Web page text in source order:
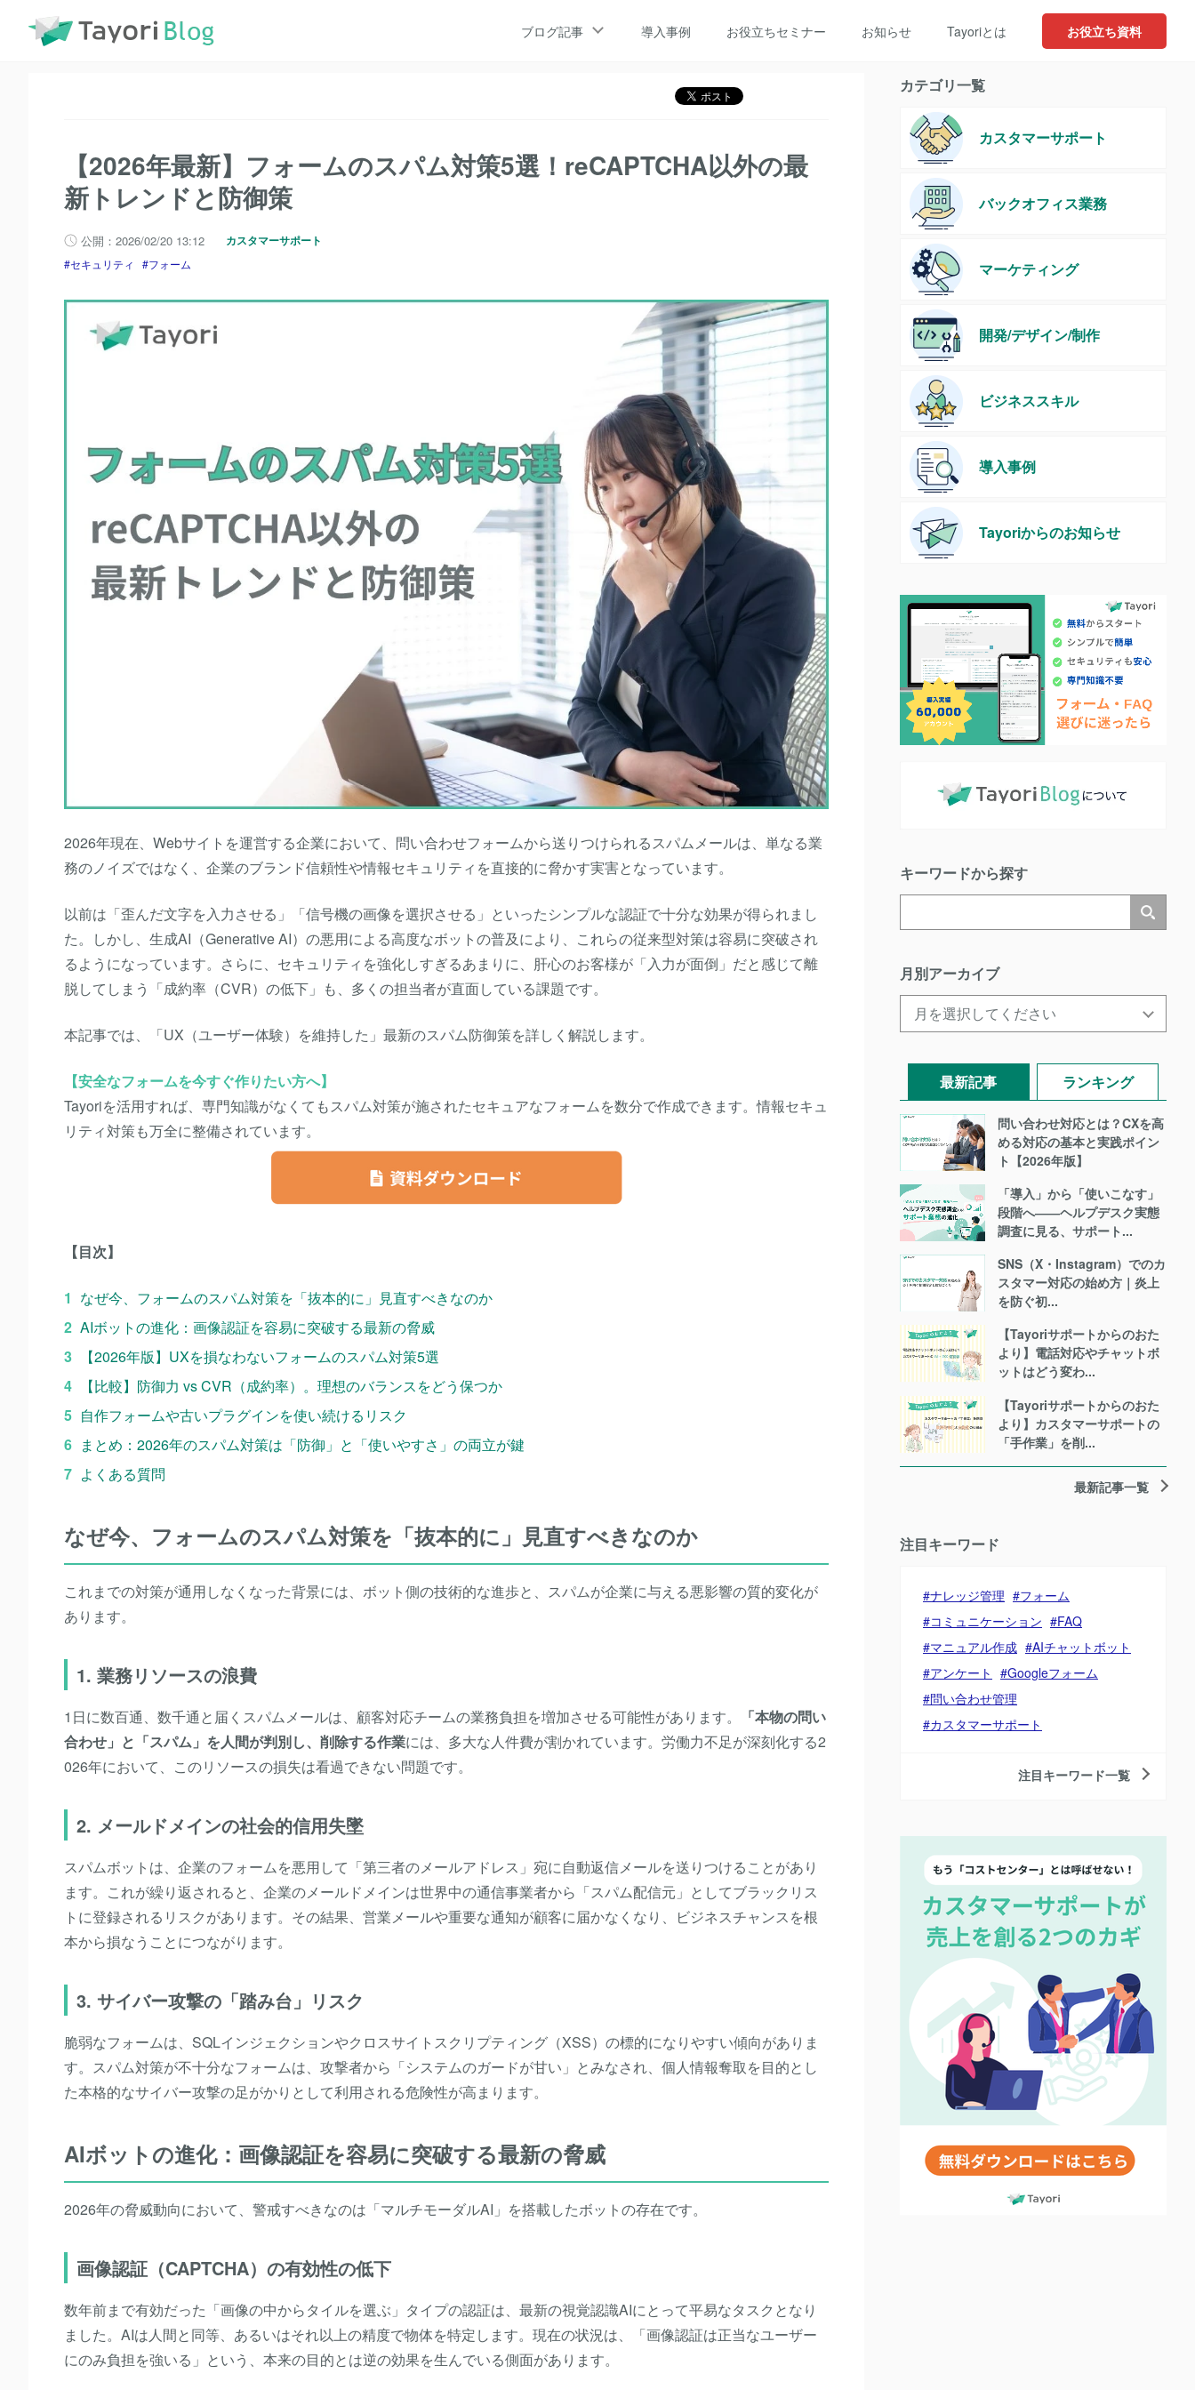
ブログ記事 導入事例 お役立ちセミナー お知らせ Tayoriとは お役立ち資料
TayoriBlog 記事一覧 セキュリティ
【2026年最新】フォームのスパム対策5選！reCAPTCHA以外の最新トレンドと防御策
TayoriBlog
フォーム
【2026年最新】フォームのスパム対策5選！reCAPTCHA以外の最
新トレンドと防御策
公開：2026/02/20 13:12 カスタマーサポート
セキュリティ フォーム
2026年現在、Webサイトを運営する企業において、問い合わせフォームから送りつけられるスパムメールは、単なる業
務のノイズではなく、 企業のブランド信頼性や情報セキュリティを直接的に脅かす実害となっています。
以前は「歪んだ文字を入力させる」「信号機の画像を選択させる」といったシンプルな認証で十分な効果が得られまし
た。しかし、 生成AI（Generative AI）の悪用による高度なボットの普及により、これらの従来型対策は容易に突破され
るようになっています。さらに、セキュリティを強化しすぎるあまりに、肝心のお客様が「入力が面倒」だと感じて離
脱してしまう「成約率（CVR）の低下」も、多くの担当者が直面している課題です。
本記事では、「UX（ユーザー体験）を維持した」最新のスパム防御策を詳しく解説します。
【安全なフォームを今すぐ作りたい方へ】
Tayoriを活用すれば、専門知識がなくてもスパム対策が施されたセキュアなフォームを数分で作成できます。情報セキュ
リティ対策も万全に整備されています。
【目次】
なぜ今、フォームのスパム対策を「抜本的に」見直すべきなのか
AIボットの進化：画像認証を容易に突破する最新の脅威
【2026年版】UXを損なわないフォームのスパム対策5選
【比較】防御力 vs CVR（成約率）。理想のバランスをどう保つか
自作フォームや古いプラグインを使い続けるリスク
まとめ：2026年のスパム対策は「防御」と「使いやすさ」の両立が鍵
よくある質問
なぜ今、フォームのスパム対策を「抜本的に」見直すべきなのか
これまでの対策が通用しなくなった背景には、ボット側の技術的な進歩と、スパムが企業に与える悪影響の質的変化が
あります。
1. 業務リソースの浪費
1日に数百通、数千通と届くスパムメールは、顧客対応チームの業務負担を増加させる可能性があります。
「本物の問い
合わせ」と「スパム」を人間が判別し、削除する作業には、多大な人件費が割かれています。労働力不足が深刻化する2
026年において、このリソースの損失は看過できない問題です。
2. メールドメインの社会的信用失墜
スパムボットは、企業のフォームを悪用して「第三者のメールアドレス」宛に自動返信メールを送りつけることがあり
ます。これが繰り返されると、企業のメールドメインは世界中の通信事業者から「スパム配信元」としてブラックリス
トに登録されるリスクがあります。その結果、営業メールや重要な通知が顧客に届かなくなり、ビジネスチャンスを根
本から損なうことにつながります。
3. サイバー攻撃の「踏み台」リスク
脆弱なフォームは、SQLインジェクションやクロスサイトスクリプティング（XSS）の標的になりやすい傾向がありま
す。スパム対策が不十分なフォームは、攻撃者から「システムのガードが甘い」とみなされ、個人情報奪取を目的とし
た本格的なサイバー攻撃の足がかりとして利用される危険性が高まります。
AIボットの進化：画像認証を容易に突破する最新の脅威
2026年の脅威動向において、警戒すべきなのは「マルチモーダルAI」を搭載したボットの存在です。
画像認証（CAPTCHA）の有効性の低下
数年前まで有効だった「画像の中からタイルを選ぶ」タイプの認証は、最新の視覚認識AIにとって平易なタスクとなり
ました。AIは人間と同等、あるいはそれ以上の精度で物体を特定します。現在の状況は、「画像認証は正当なユーザー
にのみ負担を強いる」という、本来の目的とは逆の効果を生んでいる側面があります。
カテゴリ一覧
カスタマーサポート
バックオフィス業務
マーケティング
開発/デザイン/制作
ビジネススキル
導入事例
Tayoriからのお知らせ
キーワードから探す
月別アーカイブ
最新記事 ランキング
問い合わせ対応とは？CXを高
める対応の基本と実践ポイン
ト【2026年版】
「導入」から「使いこなす」
段階へ――ヘルプデスク実態
調査に見る、サポート...
SNS（X・Instagram）でのカ
スタマー対応の始め方｜炎上
を防ぐ初...
【Tayoriサポートからのおた
より】電話対応やチャットボ
ットはどう変わ...
【Tayoriサポートからのおた
より】カスタマーサポートの
「手作業」を削...
最新記事一覧
注目キーワード
ナレッジ管理
フォーム
コミュニケーション
FAQ
マニュアル作成
AIチャットボット
アンケート
Googleフォーム
問い合わせ管理
カスタマーサポート
注目キーワード一覧